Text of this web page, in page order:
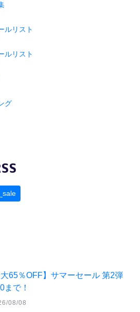
ルリスト
ルリスト
グ
大65％OFF】サマーセール 第2弾
まで！
08/08